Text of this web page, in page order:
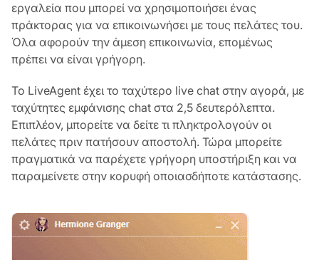
εργαλεία που μπορεί να χρησιμοποιήσει ένας
πράκτορας για να επικοινωνήσει με τους πελάτες του.
Όλα αφορούν την άμεση επικοινωνία, επομένως
πρέπει να είναι γρήγορη.
Το LiveAgent έχει το ταχύτερο live chat στην αγορά, με
ταχύτητες εμφάνισης chat στα 2,5 δευτερόλεπτα.
Επιπλέον, μπορείτε να δείτε τι πληκτρολογούν οι
πελάτες πριν πατήσουν αποστολή. Τώρα μπορείτε
πραγματικά να παρέχετε γρήγορη υποστήριξη και να
παραμείνετε στην κορυφή οποιασδήποτε κατάστασης.